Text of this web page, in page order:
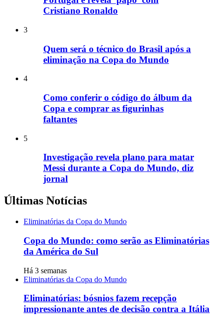
Cristiano Ronaldo
3
Quem será o técnico do Brasil após a
eliminação na Copa do Mundo
4
Como conferir o código do álbum da
Copa e comprar as figurinhas
faltantes
5
Investigação revela plano para matar
Messi durante a Copa do Mundo, diz
jornal
Últimas Notícias
Eliminatórias da Copa do Mundo
Copa do Mundo: como serão as Eliminatórias
da América do Sul
Há 3 semanas
Eliminatórias da Copa do Mundo
Eliminatórias: bósnios fazem recepção
impressionante antes de decisão contra a Itália